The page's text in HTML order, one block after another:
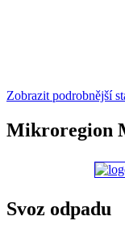
Zobrazit podrobnější
Mikroregion
Svoz odpadu